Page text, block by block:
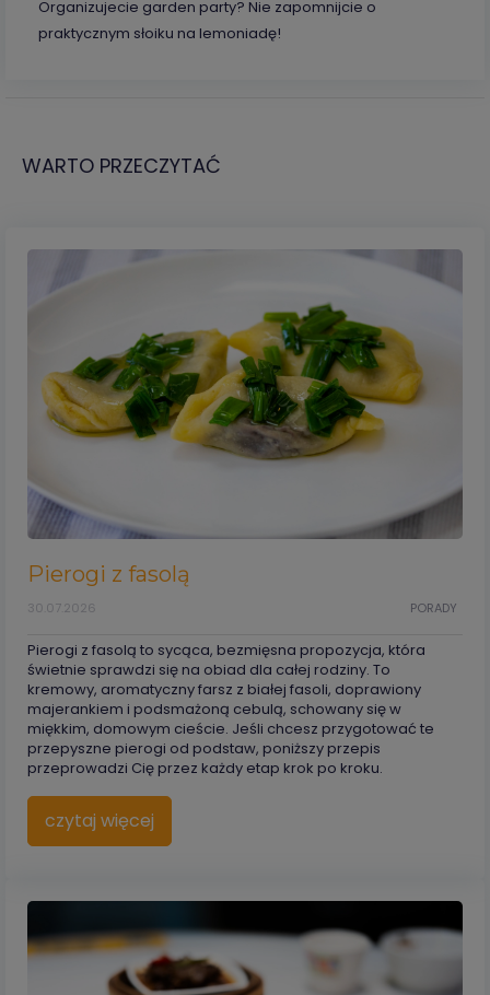
Organizujecie garden party? Nie zapomnijcie o
praktycznym słoiku na lemoniadę!
WARTO PRZECZYTAĆ
Pierogi z fasolą
PORADY
30.07.2026
Pierogi z fasolą to sycąca, bezmięsna propozycja, która
świetnie sprawdzi się na obiad dla całej rodziny. To
kremowy, aromatyczny farsz z białej fasoli, doprawiony
majerankiem i podsmażoną cebulą, schowany się w
miękkim, domowym cieście. Jeśli chcesz przygotować te
przepyszne pierogi od podstaw, poniższy przepis
przeprowadzi Cię przez każdy etap krok po kroku.
czytaj więcej